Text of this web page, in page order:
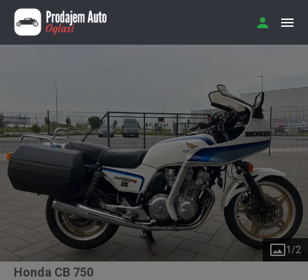
1 /2
Honda CB 750